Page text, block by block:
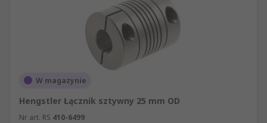
W magazynie
Hengstler Łącznik sztywny 25 mm OD
Nr art. RS 410-6499